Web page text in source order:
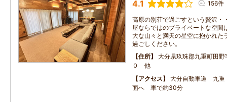
4.1 156件
高原の別荘で過ごすという贅沢・
屋ならではのプライベートな空間
大な山々と満天の星空に抱かれた
過ごしください。
住所
大分県玖珠郡九重町田
０ 他
アクセス
大分自動車道 九重
面へ 車で約30分